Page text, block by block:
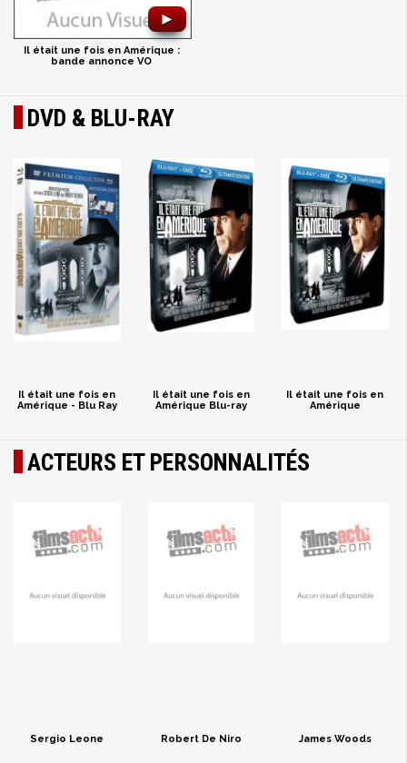
►
Il était une fois en Amérique :
bande annonce VO
DVD & BLU-RAY
Il était une fois en
Amérique - Blu Ray
Il était une fois en
Amérique Blu-ray
Il était une fois en
Amérique
ACTEURS ET PERSONNALITÉS
Sergio Leone Robert De Niro James Woods